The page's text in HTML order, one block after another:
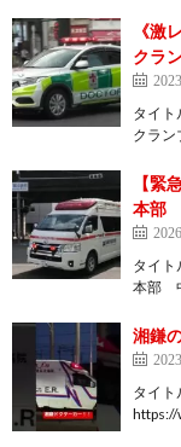
《激
クラ
タイト
クラン
【緊
本部
タイト
本部
湘鎌
タイト